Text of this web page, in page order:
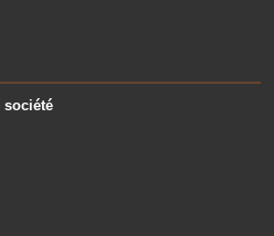
société